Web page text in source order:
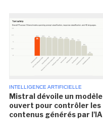
INTELLIGENCE ARTIFICIELLE
Mistral dévoile un modèle
ouvert pour contrôler les
contenus générés par l'IA